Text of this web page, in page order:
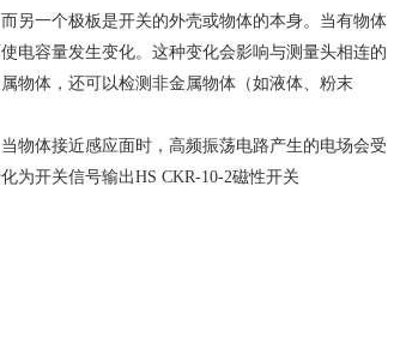
另一个极板是开关的外壳或物体的本身。当有物体
电容量发生变化。这种变化会影响与测量头相连的
物体，还可以检测非金属物体（如液体、粉末
物体接近感应面时，高频振荡电路产生的电场会受
为开关信号输出HS CKR-10-2磁性开关